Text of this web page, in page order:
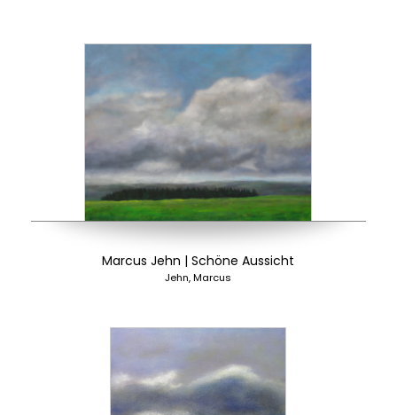
Marcus Jehn | Schöne Aussicht
Jehn, Marcus